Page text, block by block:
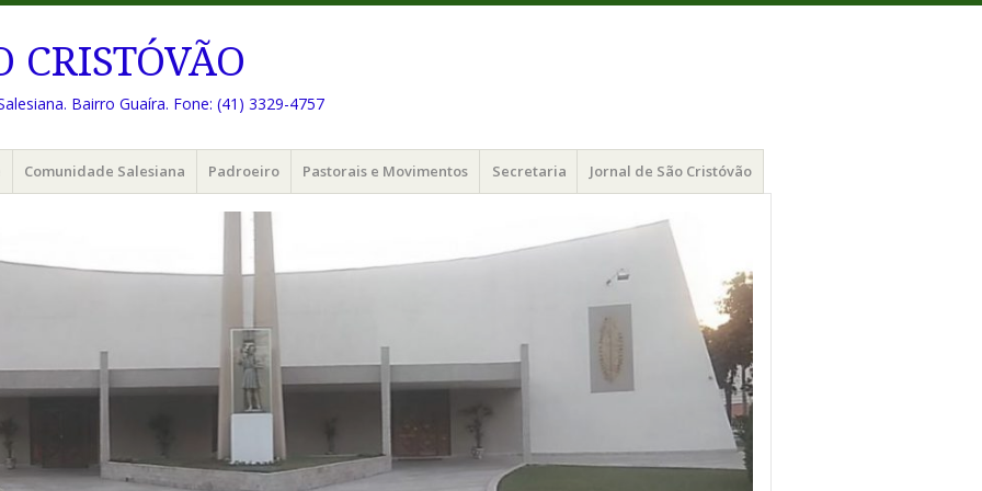
CRISTÓVÃO
Bairro Guaíra. Fone: (41) 3329-4757
Comunidade Salesiana Padroeiro Pastorais e Movimentos Secretaria Jornal de São Cristóvão